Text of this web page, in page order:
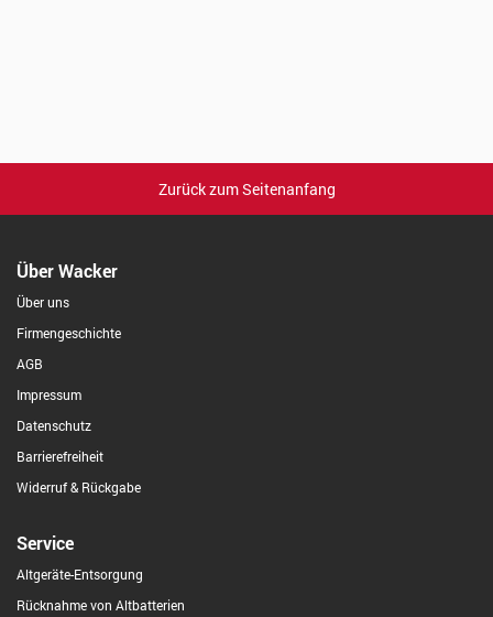
Zurück zum Seitenanfang
Über Wacker
Über uns
Firmengeschichte
AGB
Impressum
Datenschutz
Barrierefreiheit
Widerruf & Rückgabe
Service
Altgeräte-Entsorgung
Rücknahme von Altbatterien